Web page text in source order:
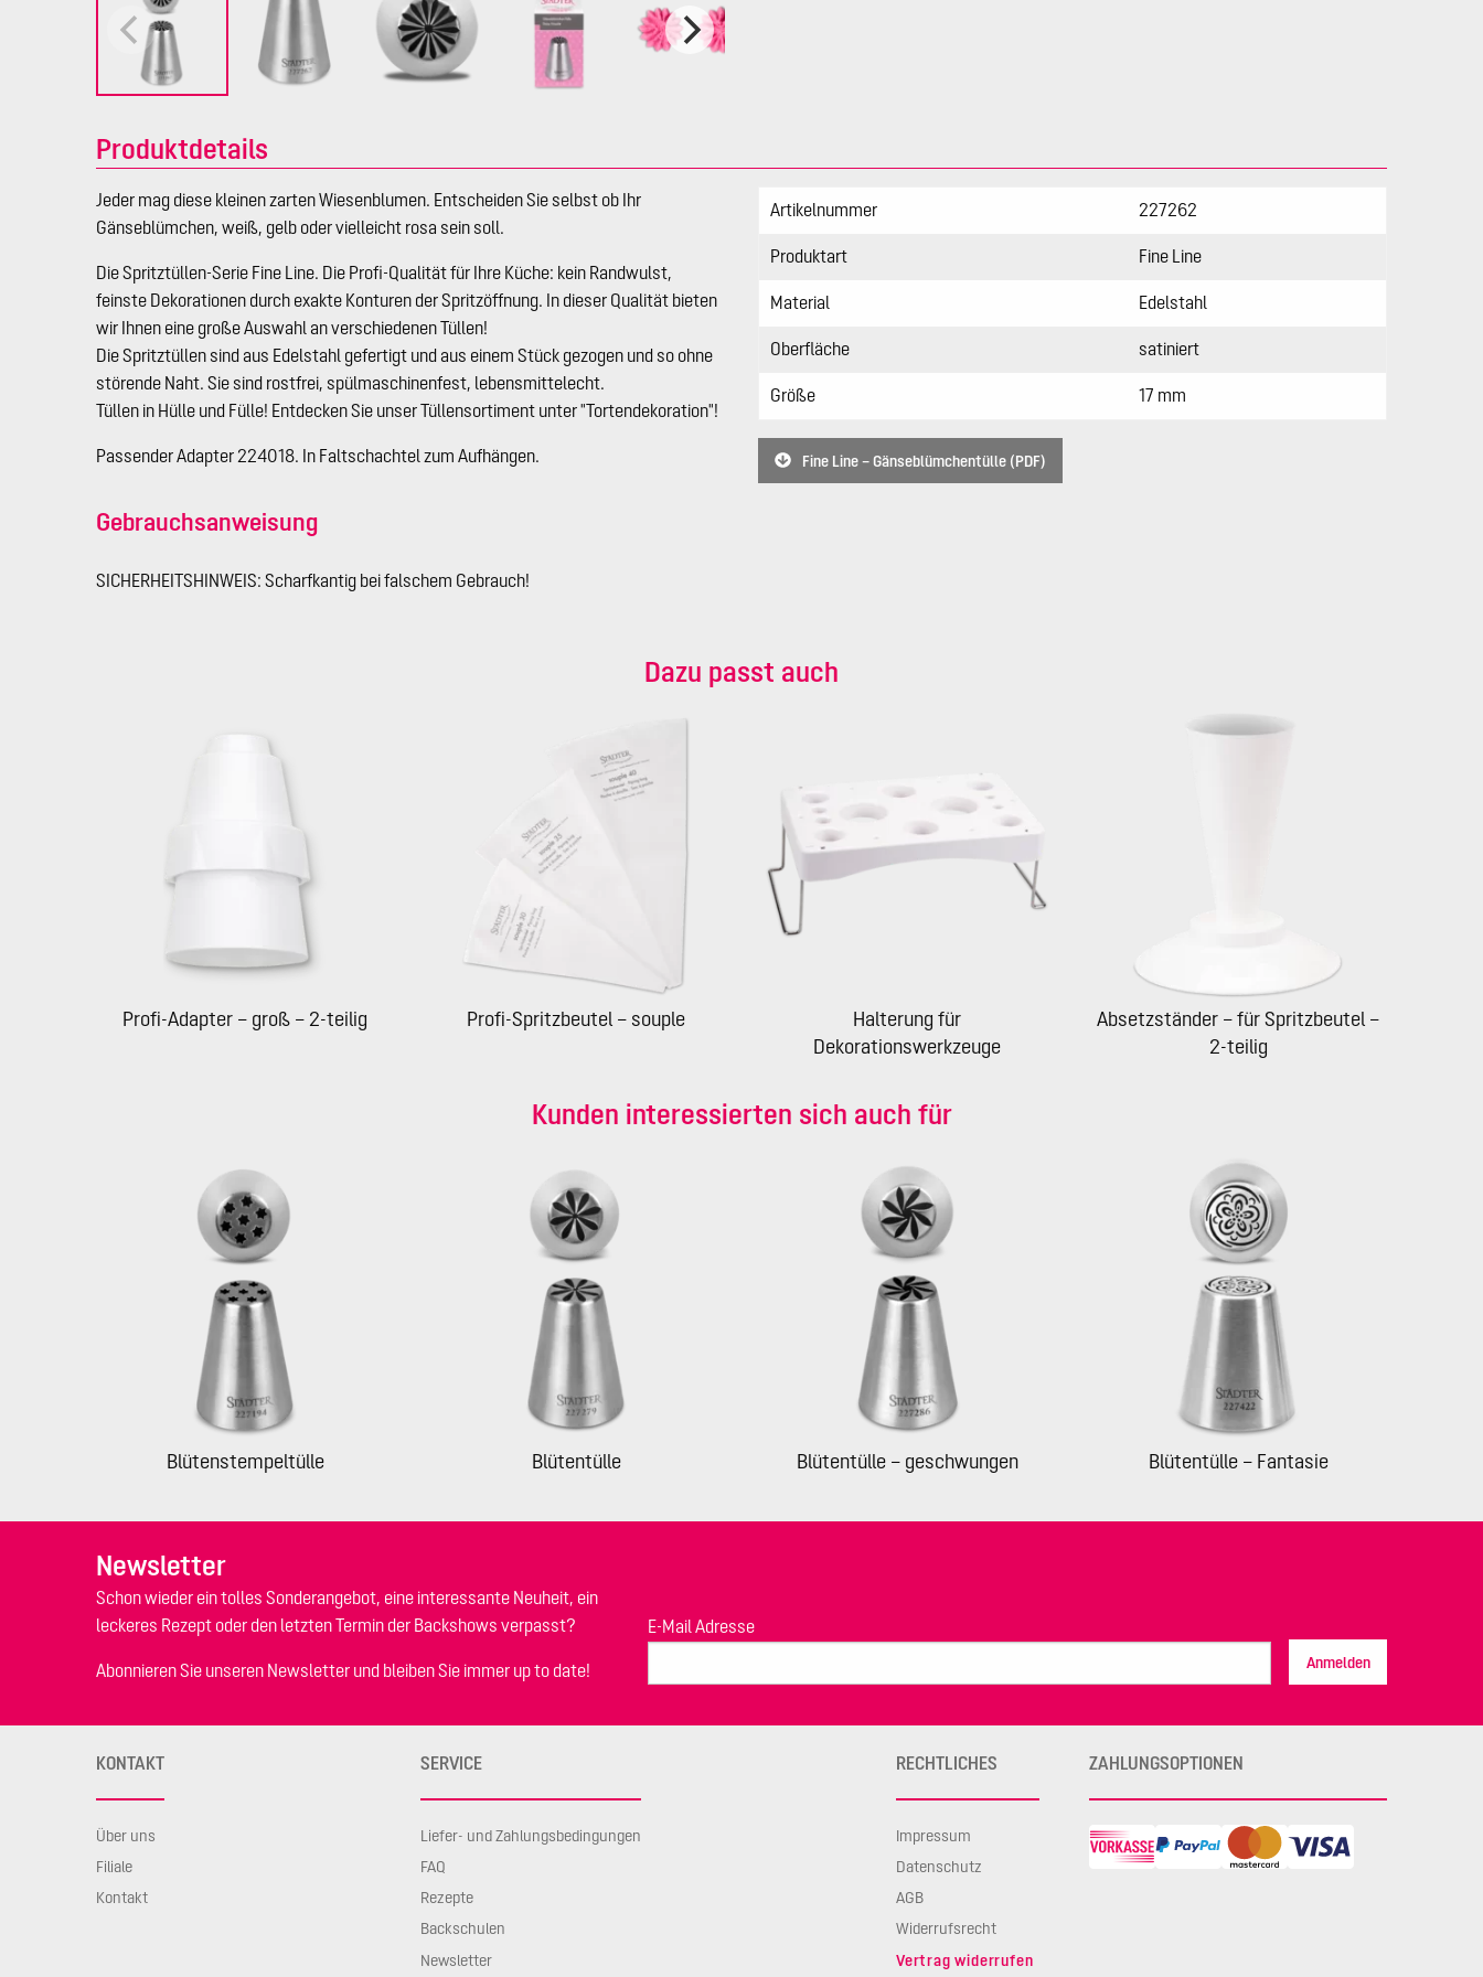
Produktdetails
Jeder mag diese kleinen zarten Wiesenblumen. Entscheiden Sie selbst ob Ihr
Gänseblümchen, weiß, gelb oder vielleicht rosa sein soll.
Die Spritztüllen-Serie Fine Line. Die Profi-Qualität für Ihre Küche: kein Randwulst,
feinste Dekorationen durch exakte Konturen der Spritzöffnung. In dieser Qualität bieten
wir Ihnen eine große Auswahl an verschiedenen Tüllen!
Die Spritztüllen sind aus Edelstahl gefertigt und aus einem Stück gezogen und so ohne
störende Naht. Sie sind rostfrei, spülmaschinenfest, lebensmittelecht.
Tüllen in Hülle und Fülle! Entdecken Sie unser Tüllensortiment unter "Tortendekoration"!
Passender Adapter 224018. In Faltschachtel zum Aufhängen.
Gebrauchsanweisung
SICHERHEITSHINWEIS: Scharfkantig bei falschem Gebrauch!
Artikelnummer 227262
Produktart Fine Line
Material Edelstahl
Oberfläche satiniert
Größe 17 mm
Fine Line – Gänseblümchentülle (PDF)
Dazu passt auch
Profi-Adapter – groß – 2-teilig Profi-Spritzbeutel – souple
Halterung für
Dekorationswerkzeuge
Absetzständer – für Spritzbeutel –
2-teilig
Kunden interessierten sich auch für
Blütenstempeltülle Blütentülle Blütentülle – geschwungen Blütentülle – Fantasie
Newsletter
Schon wieder ein tolles Sonderangebot, eine interessante Neuheit, ein
leckeres Rezept oder den letzten Termin der Backshows verpasst?
Abonnieren Sie unseren Newsletter und bleiben Sie immer up to date!
E-Mail Adresse
Anmelden
KONTAKT
Über uns
Filiale
Kontakt
SERVICE
Liefer- und Zahlungsbedingungen
FAQ
Rezepte
Backschulen
Newsletter
RECHTLICHES
Impressum
Datenschutz
AGB
Widerrufsrecht
Vertrag widerrufen
ZAHLUNGSOPTIONEN